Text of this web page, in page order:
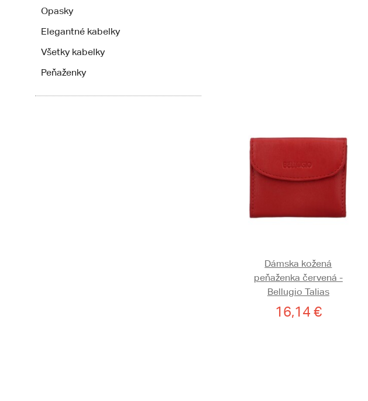
Opasky
Elegantné kabelky
Všetky kabelky
Peňaženky
Dámska kožená
peňaženka červená -
Bellugio Talias
16,14 €